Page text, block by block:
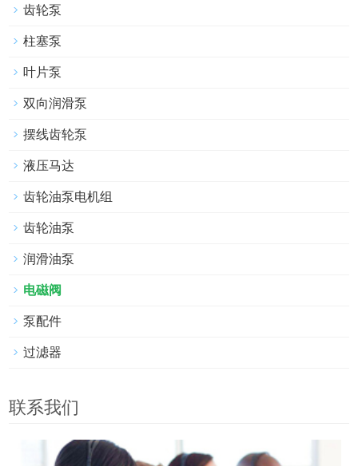
齿轮泵
柱塞泵
叶片泵
双向润滑泵
摆线齿轮泵
液压马达
齿轮油泵电机组
齿轮油泵
润滑油泵
电磁阀
泵配件
过滤器
联系我们